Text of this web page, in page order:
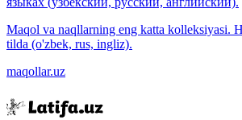
Maqol va naqllarning eng katta kolleksiyasi.
tilda (o'zbek, rus, ingliz).
maqollar.uz